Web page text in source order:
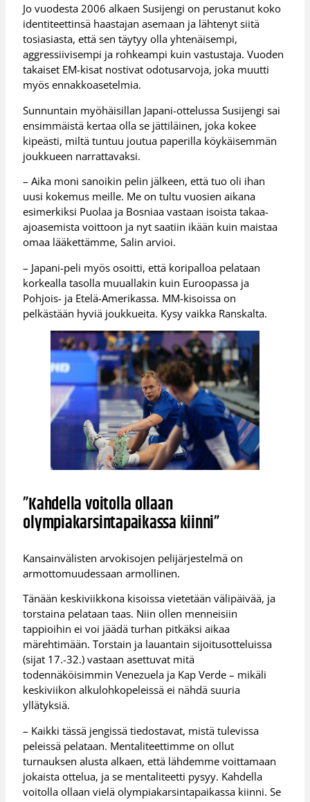
Jo vuodesta 2006 alkaen Susijengi on perustanut koko
identiteettinsä haastajan asemaan ja lähtenyt siitä
tosiasiasta, että sen täytyy olla yhtenäisempi,
aggressiivisempi ja rohkeampi kuin vastustaja. Vuoden
takaiset EM-kisat nostivat odotusarvoja, joka muutti
myös ennakkoasetelmia.
Sunnuntain myöhäisillan Japani-ottelussa Susijengi sai
ensimmäistä kertaa olla se jättiläinen, joka kokee
kipeästi, miltä tuntuu joutua paperilla köykäisemmän
joukkueen narrattavaksi.
– Aika moni sanoikin pelin jälkeen, että tuo oli ihan
uusi kokemus meille. Me on tultu vuosien aikana
esimerkiksi Puolaa ja Bosniaa vastaan isoista takaa-
ajoasemista voittoon ja nyt saatiin ikään kuin maistaa
omaa lääkettämme, Salin arvioi.
– Japani-peli myös osoitti, että koripalloa pelataan
korkealla tasolla muuallakin kuin Euroopassa ja
Pohjois- ja Etelä-Amerikassa. MM-kisoissa on
pelkästään hyviä joukkueita. Kysy vaikka Ranskalta.
”Kahdella voitolla ollaan
olympiakarsintapaikassa kiinni”
Kansainvälisten arvokisojen pelijärjestelmä on
armottomuudessaan armollinen.
Tänään keskiviikkona kisoissa vietetään välipäivää, ja
torstaina pelataan taas. Niin ollen menneisiin
tappioihin ei voi jäädä turhan pitkäksi aikaa
märehtimään. Torstain ja lauantain sijoitusotteluissa
(sijat 17.-32.) vastaan asettuvat mitä
todennäköisimmin Venezuela ja Kap Verde – mikäli
keskiviikon alkulohkopeleissä ei nähdä suuria
yllätyksiä.
– Kaikki tässä jengissä tiedostavat, mistä tulevissa
peleissä pelataan. Mentaliteettimme on ollut
turnauksen alusta alkaen, että lähdemme voittamaan
jokaista ottelua, ja se mentaliteetti pysyy. Kahdella
voitolla ollaan vielä olympiakarsintapaikassa kiinni. Se